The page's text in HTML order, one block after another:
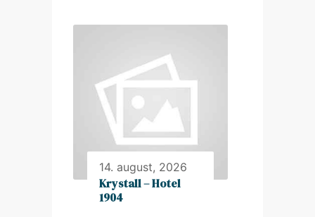
14. august, 2026
Krystall – Hotel
1904